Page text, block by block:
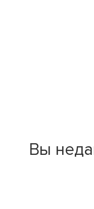
Вы